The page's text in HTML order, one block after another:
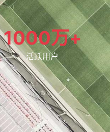
1000万+
活跃用户